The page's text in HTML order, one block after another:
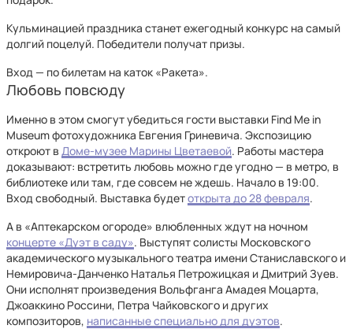
Кульминацией праздника станет ежегодный конкурс на самый
долгий поцелуй. Победители получат призы.
Вход — по билетам на каток «Ракета».
Любовь повсюду
Именно в этом смогут убедиться гости выставки Find Me in
Museum фотохудожника Евгения Гриневича. Экспозицию
откроют в Доме-музее Марины Цветаевой. Работы мастера
доказывают: встретить любовь можно где угодно — в метро, в
библиотеке или там, где совсем не ждешь. Начало в 19:00.
Вход свободный. Выставка будетоткрыта до 28 февраля.
А в «Аптекарском огороде» влюбленных ждут на ночном
концерте «Дуэт в саду». Выступят солисты Московского
академического музыкального театра имени Станиславского и
Немировича-Данченко Наталья Петрожицкая и Дмитрий Зуев.
Они исполнят произведения Вольфганга Амадея Моцарта,
Джоаккино Россини, Петра Чайковского и других
композиторов, написанные специально для дуэтов.